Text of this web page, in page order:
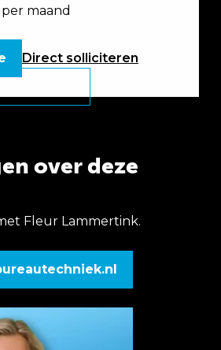
maand
Direct solliciteren
over deze
Fleur Lammertink.